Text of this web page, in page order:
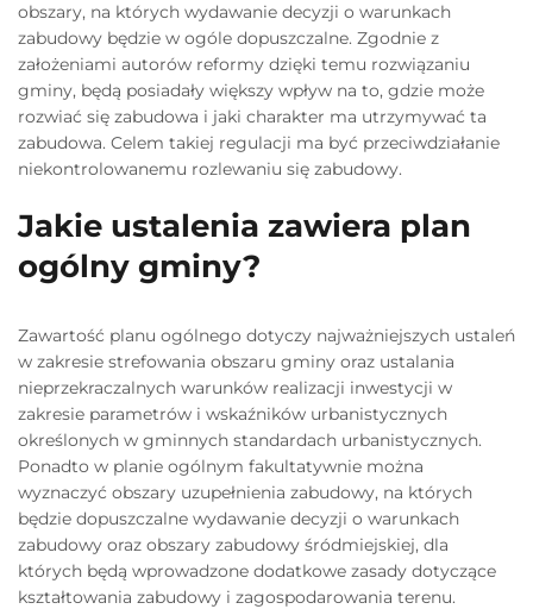
obszary, na których wydawanie decyzji o warunkach
zabudowy będzie w ogóle dopuszczalne. Zgodnie z
założeniami autorów reformy dzięki temu rozwiązaniu
gminy, będą posiadały większy wpływ na to, gdzie może
rozwiać się zabudowa i jaki charakter ma utrzymywać ta
zabudowa. Celem takiej regulacji ma być przeciwdziałanie
niekontrolowanemu rozlewaniu się zabudowy.
Jakie ustalenia zawiera plan
ogólny gminy?
Zawartość planu ogólnego dotyczy najważniejszych ustaleń
w zakresie strefowania obszaru gminy oraz ustalania
nieprzekraczalnych warunków realizacji inwestycji w
zakresie parametrów i wskaźników urbanistycznych
określonych w gminnych standardach urbanistycznych.
Ponadto w planie ogólnym fakultatywnie można
wyznaczyć obszary uzupełnienia zabudowy, na których
będzie dopuszczalne wydawanie decyzji o warunkach
zabudowy oraz obszary zabudowy śródmiejskiej, dla
których będą wprowadzone dodatkowe zasady dotyczące
kształtowania zabudowy i zagospodarowania terenu.